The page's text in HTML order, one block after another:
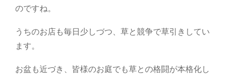
のですね。
うちのお店も毎日少しづつ、草と競争で草引きしてい
ます。
お盆も近づき、皆様のお庭でも草との格闘が本格化し